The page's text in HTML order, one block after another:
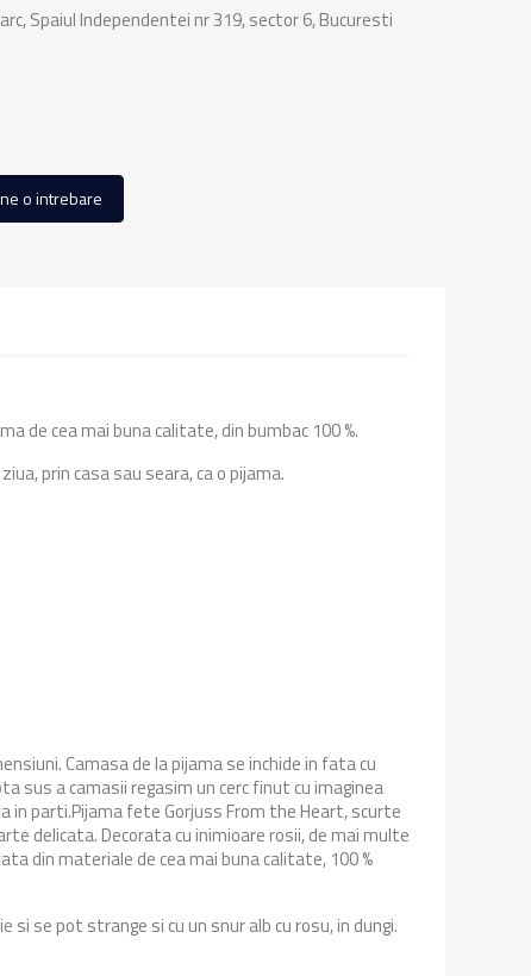
Spaiul Independentei nr 319, sector 6, Bucuresti
o intrebare
de cea mai buna calitate, din bumbac 100 %.
prin casa sau seara, ca o pijama.
Camasa de la pijama se inchide in fata cu
sus a camasii regasim un cerc finut cu imaginea
parti.Pijama fete Gorjuss From the Heart, scurte
delicata. Decorata cu inimioare rosii, de mai multe
din materiale de cea mai buna calitate, 100 %
se pot strange si cu un snur alb cu rosu, in dungi.